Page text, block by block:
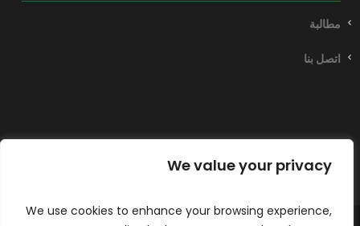
We value your privacy
We use cookies to enhance your browsing experience,
مطالبة
اتصل بنا